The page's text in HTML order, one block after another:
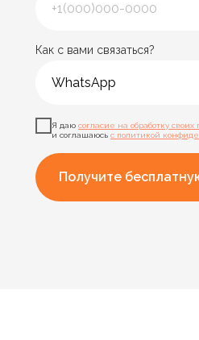
Как с вами связаться?
Я даю согласие на обработку
и соглашаюсь с политикой
Получите